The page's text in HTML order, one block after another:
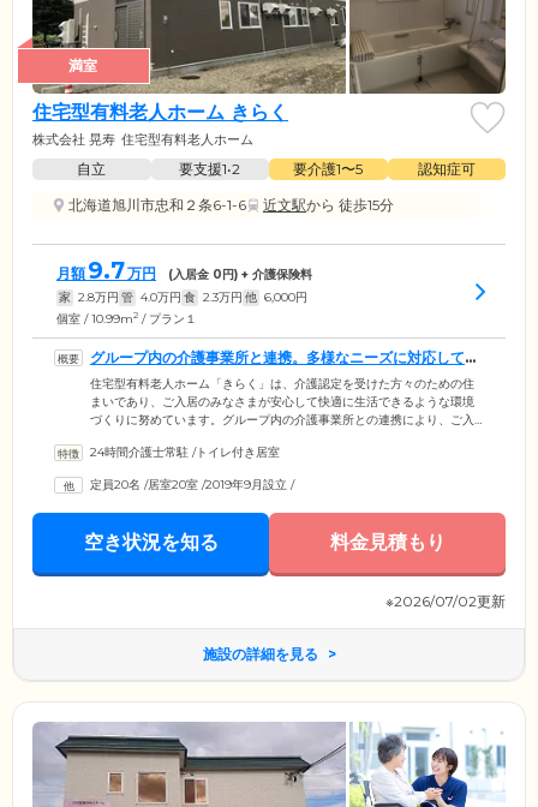
満室
住宅型有料老人ホーム きらく
株式会社 晃寿 住宅型有料老人ホーム
自立 要支援1•2 要介護1〜5
認知症可
北海道旭川市忠和２条6-1-6
近文駅から 徒歩15分
月額 9.7万円 (入居金 0円) + 介護保険料
家 2.8万円 管 4.0万円 食 2.3万円 他 6,000円
個室 / 10.99m2 / プラン１
グループ内の介護事業所と連携。多様なニーズに対応してい
ます
住宅型有料老人ホーム「きらく」は、介護認定を受けた方々のための住
まいであり、ご入居のみなさまが安心して快適に生活できるような環境
づくりに努めています。グループ内の介護事業所との連携により、ご入
ートに注力。スタッフ一同はいつも笑顔と元気を忘れず、ご入居者様の
制の施設であることから、きめ細やかな気遣いも大切にしています。ア
ットホームな環境で、思い思いの日常をお過ごしください。
24時間介護士常駐 /トイレ付き居室
定員20名 /居室20室 /2019年9月設立 /
空き状況を知る 料金見積もり
※2026/07/02更新
施設の詳細を見る